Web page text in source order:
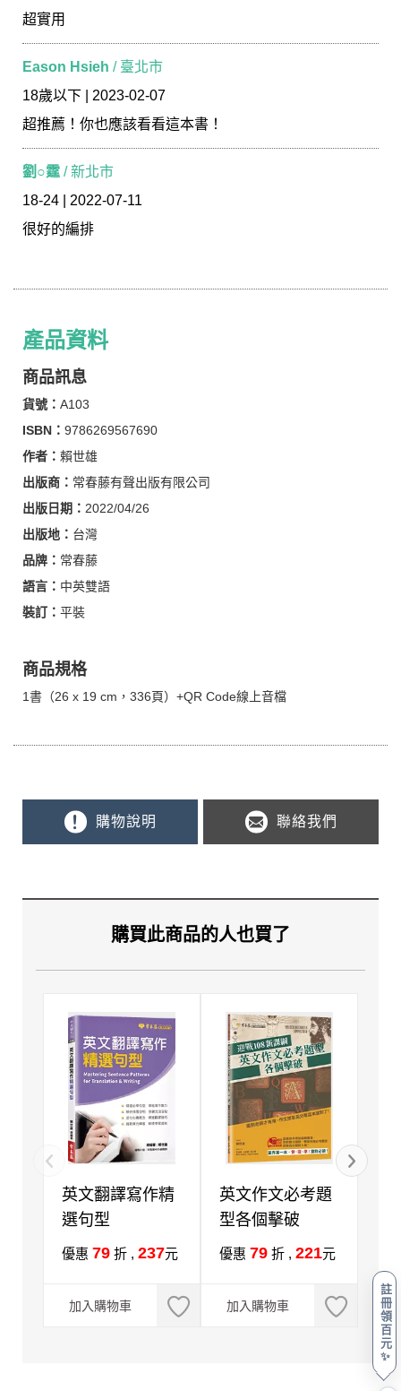
註
冊
領
百
元
✨
超實用
Eason Hsieh / 臺北市
18歲以下 | 2023-02-07
超推薦！你也應該看看這本書！
劉○霆 / 新北市
18-24 | 2022-07-11
很好的編排
產品資料
商品訊息
貨號： A103
ISBN： 9786269567690
作者： 賴世雄
出版商： 常春藤有聲出版有限公司
出版日期： 2022/04/26
出版地： 台灣
品牌： 常春藤
語言： 中英雙語
裝訂： 平裝
商品規格
1書（26 x 19 cm，336頁）+QR Code線上音檔
購物說明 聯絡我們
購買此商品的人也買了
英文翻譯寫作精
選句型
優惠 79 折 , 237元
加入購物車
英文作文必考題
型各個擊破
優惠 79 折 , 221元
加入購物車 加